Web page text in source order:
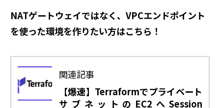
NATゲートウェイではなく、VPCエンドポイント
を使った環境を作りたい方はこちら！
関連記事
【爆速】Terraformでプライベート
サブネットのEC2へSession